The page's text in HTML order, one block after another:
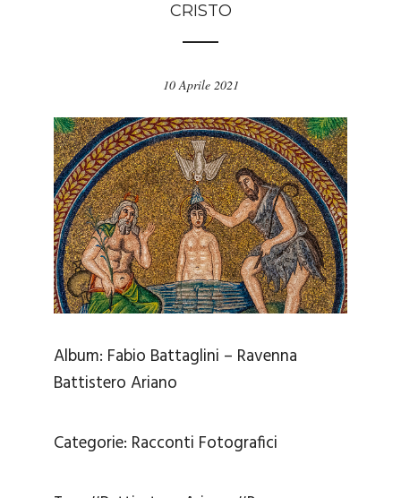
CRISTO
10 Aprile 2021
Album: Fabio Battaglini – Ravenna
Battistero Ariano
Categorie: Racconti Fotografici